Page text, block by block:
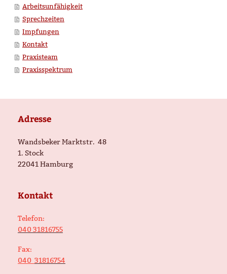
Arbeitsunfähigkeit
Sprechzeiten
Impfungen
Kontakt
Praxisteam
Praxisspektrum
Adresse
Wandsbeker Marktstr. 48
1. Stock
22041Hamburg
Kontakt
Telefon:
040 31816755
Fax:
040 31816754